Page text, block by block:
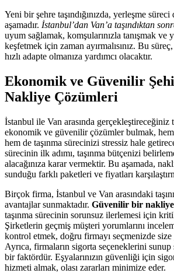
Yeni bir şehre taşındığınızda, yerleşme
aşamadır. İstanbul’dan Van’a taşındıktan
uyum sağlamak, komşularınızla tanışmak ve
keşfetmek için zaman ayırmalısınız. Bu
hızlı adapte olmanıza yardımcı olacaktır.
Ekonomik ve Güvenilir
Nakliye Çözümleri
İstanbul ile Van arasında gerçekleştireceğiniz
ekonomik ve güvenilir çözümler bulmak,
hem de taşınma sürecinizi stressiz hale
sürecinin ilk adımı, taşınma bütçenizi
alacağınıza karar vermektir. Bu aşamada,
sunduğu farklı paketleri ve fiyatları
Birçok firma, İstanbul ve Van arasındaki
avantajlar sunmaktadır. Güvenilir bir nakliye
taşınma sürecinin sorunsuz ilerlemesi için
Şirketlerin geçmiş müşteri yorumlarını
kontrol etmek, doğru firmayı seçmenizde size
Ayrıca, firmaların sigorta seçeneklerini sunup
bir faktördür. Eşyalarınızın güvenliği için
hizmeti almak, olası zararları minimize eder.